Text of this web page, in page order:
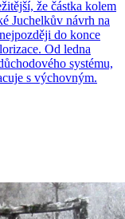
že částka kolem
Juchelkův návrh na
do konce
Od ledna
systému,
s výchovným.